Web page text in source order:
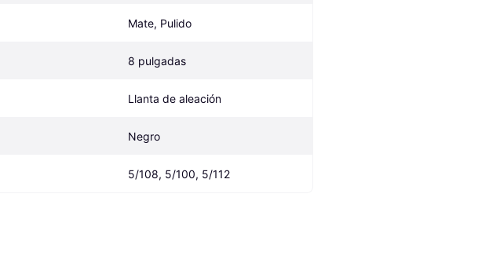
Mate, Pulido
8 pulgadas
Llanta de aleación
Negro
5/108, 5/100, 5/112